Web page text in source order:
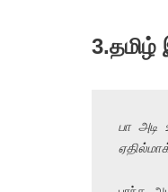
3.தமிழ்
பா அடி